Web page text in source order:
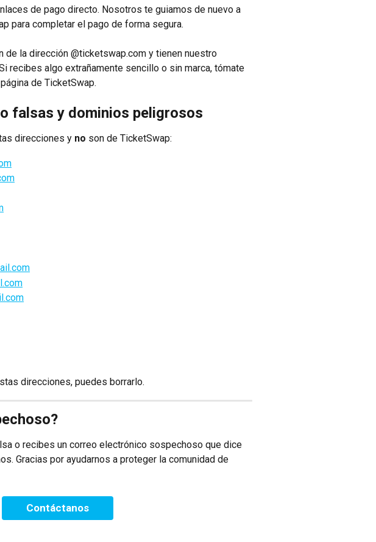
de pago directo. Nosotros te guiamos de nuevo a
para completar el pago de forma segura.
de la dirección @ticketswap.com y tienen nuestro
recibes algo extrañamente sencillo o sin marca, tómate
de TicketSwap.
falsas y dominios peligrosos
direcciones y no son de TicketSwap:
direcciones, puedes borrarlo.
o recibes un correo electrónico sospechoso que dice
Gracias por ayudarnos a proteger la comunidad de
Contáctanos